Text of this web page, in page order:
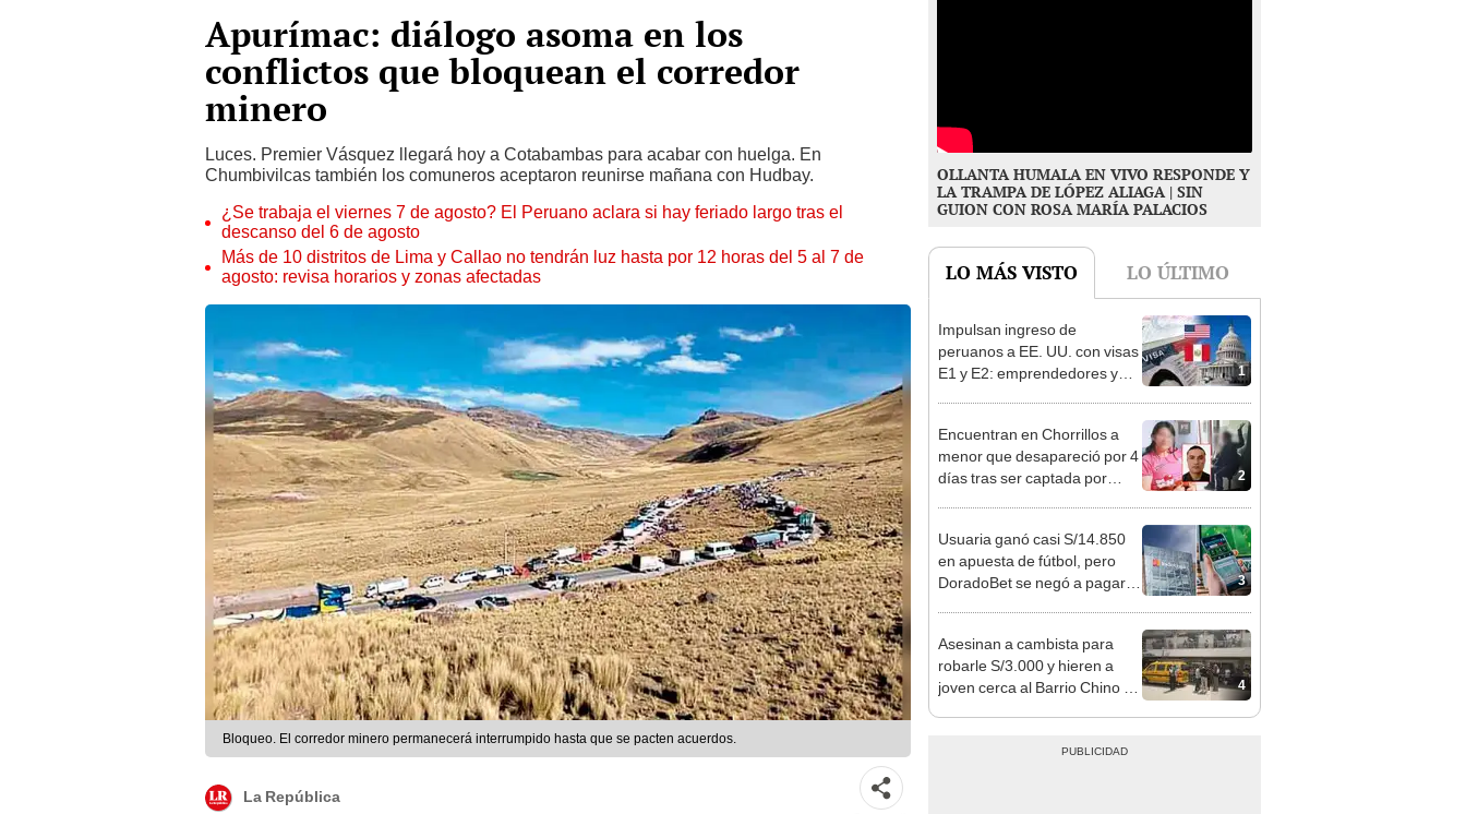
Apurímac: diálogo asoma en los
conflictos que bloquean el corredor
minero
Luces. Premier Vásquez llegará hoy a Cotabambas para acabar con huelga. En
Chumbivilcas también los comuneros aceptaron reunirse mañana con Hudbay.
¿Se trabaja el viernes 7 de agosto? El Peruano aclara si hay feriado largo tras el
descanso del 6 de agosto
Más de 10 distritos de Lima y Callao no tendrán luz hasta por 12 horas del 5 al 7 de
agosto: revisa horarios y zonas afectadas
Bloqueo. El corredor minero permanecerá interrumpido hasta que se pacten acuerdos.
La República
OLLANTA HUMALA EN VIVO RESPONDE Y
LA TRAMPA DE LÓPEZ ALIAGA | SIN
GUION CON ROSA MARÍA PALACIOS
LO MÁS VISTO LO ÚLTIMO
1
Impulsan ingreso de
peruanos a EE. UU. con visas
E1 y E2: emprendedores y
2
Encuentran en Chorrillos a
menor que desapareció por 4
días tras ser captada por
3
Usuaria ganó casi S/14.850
en apuesta de fútbol, pero
DoradoBet se negó a pagar:
4
Asesinan a cambista para
robarle S/3.000 y hieren a
joven cerca al Barrio Chino en